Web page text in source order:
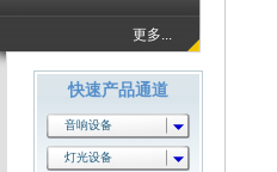
更多...
快速产品通道
音响设备
灯光设备